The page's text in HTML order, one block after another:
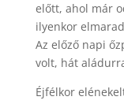
előtt, ahol már
ilyenkor
Az előző napi
volt, hát
Éjfélkor